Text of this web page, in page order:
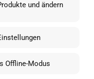
und ändern
Offline-Modus